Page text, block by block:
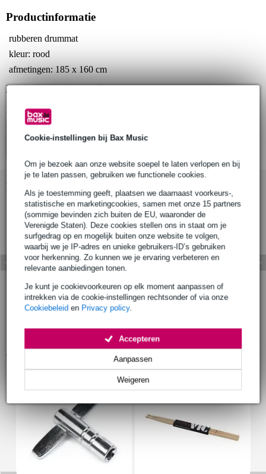
Cookie-instellingen bij Bax Music
Om je bezoek aan onze website soepel te laten verlopen en bij
je te laten passen, gebruiken we functionele cookies.
Als je toestemming geeft, plaatsen we daarnaast voorkeurs-,
statistische en marketingcookies, samen met onze 15 partners
(sommige bevinden zich buiten de EU, waaronder de
Verenigde Staten). Deze cookies stellen ons in staat om je
surfgedrag op en mogelijk buiten onze website te volgen,
waarbij we je IP-adres en unieke gebruikers-ID’s gebruiken
voor herkenning. Zo kunnen we je ervaring verbeteren en
relevante aanbiedingen tonen.
Je kunt je cookievoorkeuren op elk moment aanpassen of
intrekken via de cookie-instellingen rechtsonder of via onze
Cookiebeleid en Privacy policy.
Weigeren
Aanpassen
Accepteren
Productinformatie
rubberen drummat
kleur: rood
afmetingen: 185 x 160 cm
Bekijk alle productspecificaties
Bekijk ook eens (4)
Bekijk ook eens (8)
Accessoires (14)